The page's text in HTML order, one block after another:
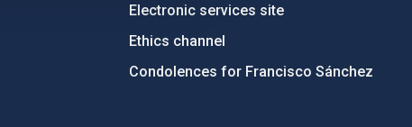
Electronic services site
Ethics channel
Condolences for Francisco Sánchez